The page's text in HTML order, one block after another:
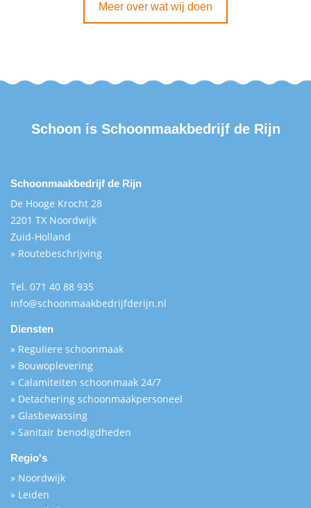
Meer over wat wij doen
Schoon is Schoonmaakbedrijf de Rijn
Schoonmaakbedrijf de Rijn
De Hooge Krocht 28
2201 TX Noordwijk
Zuid-Holland
» Routebeschrijving
Tel. 071 40 88 935
info@schoonmaakbedrijfderijn.nl
Diensten
» Reguliere schoonmaak
» Bouwoplevering
» Calamiteiten schoonmaak 24/7
» Detachering schoonmaakpersoneel
» Glasbewassing
» Sanitair benodigdheden
Regio's
» Noordwijk
» Leiden